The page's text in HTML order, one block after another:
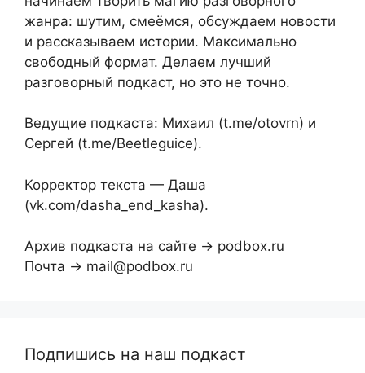
жанра: шутим, смеёмся, обсуждаем новости
и рассказываем истории. Максимально
свободный формат. Делаем лучший
разговорный подкаст, но это не точно.
Ведущие подкаста: Михаил (t.me/otovrn) и
Сергей (t.me/Beetleguice).
Корректор текста — Даша
(vk.com/dasha_end_kasha).
Архив подкаста на сайте → podbox.ru
Почта → mail@podbox.ru
Подпишись на наш подкаст